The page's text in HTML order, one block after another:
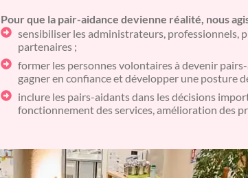
Pour que la pair-aidance devienne réalité, nous
sensibiliser les administrateurs, professionnels,
partenaires ;
former les personnes volontaires à devenir
gagner en confiance et développer une posture
inclure les pairs-aidants dans les décisions
fonctionnement des services, amélioration des